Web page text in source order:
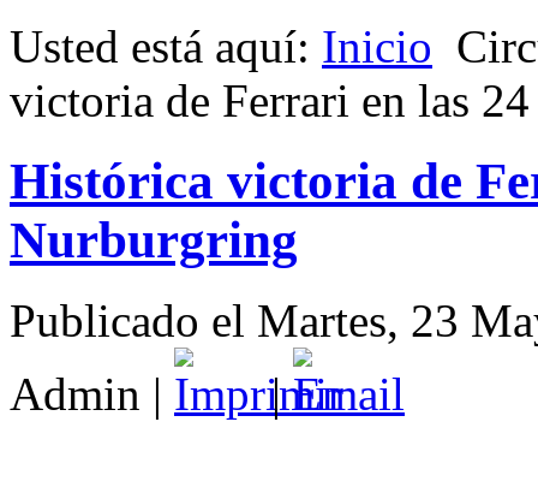
Usted está aquí: Inicio
victoria de Ferrari en las
Histórica victoria de
Nurburgring
Publicado el Martes, 23
Admin | |